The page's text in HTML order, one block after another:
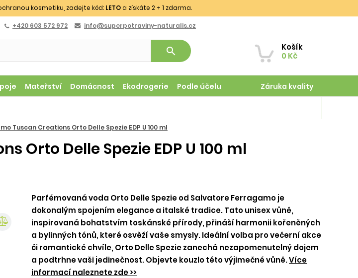
kosmetiku, zadejte kód: LETOa získáte 2 + 1 zdarma.
+420 603 572 972 info@superpotraviny-naturalis.cz
Košík
0 Kč
search
Mateřství Domácnost Ekodrogerie Podle účelu Záruka kvality
Tuscan Creations Orto Delle Spezie EDP U 100 ml
Orto Delle Spezie EDP U 100 ml
Parfémovaná voda Orto Delle Spezie od Salvatore Ferragamo je
dokonalým spojením elegance a italské tradice. Tato unisex vůně,
inspirovaná bohatstvím toskánské přírody, přináší harmonii kořeněných
a bylinných tónů, které osvěží vaše smysly. Ideální volba pro večerní akce
či romantické chvíle, Orto Delle Spezie zanechá nezapomenutelný dojem
a podtrhne vaši jedinečnost. Objevte kouzlo této výjimečné vůně.Více
informací naleznete zde >>